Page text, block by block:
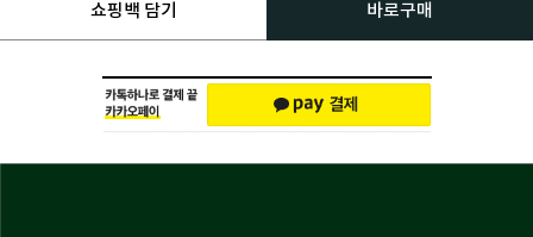
쇼핑백 담기 바로구매